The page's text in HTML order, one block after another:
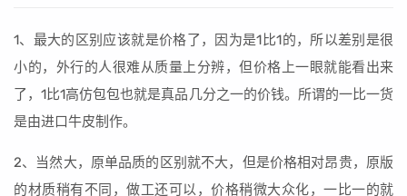
1、最大的区别应该就是价格了，因为是1比1的，所以差别是很
小的，外行的人很难从质量上分辨，但价格上一眼就能看出来
了，1比1高仿包包也就是真品几分之一的价钱。所谓的一比一货
是由进口牛皮制作。
2、当然大，原单品质的区别就不大，但是价格相对昂贵，原版
的材质稍有不同，做工还可以，价格稍微大众化，一比一的就